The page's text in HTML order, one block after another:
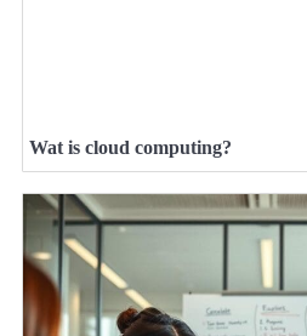
Wat is cloud computing?